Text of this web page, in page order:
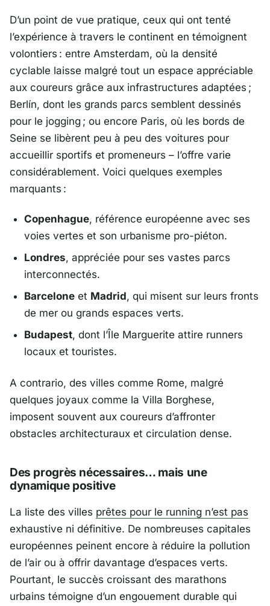
D’un point de vue pratique, ceux qui ont tenté
l’expérience à travers le continent en témoignent
volontiers : entre Amsterdam, où la densité
cyclable laisse malgré tout un espace appréciable
aux coureurs grâce aux infrastructures adaptées ;
Berlín, dont les grands parcs semblent dessinés
pour le jogging ; ou encore Paris, où les bords de
Seine se libèrent peu à peu des voitures pour
accueillir sportifs et promeneurs – l’offre varie
considérablement. Voici quelques exemples
marquants :
Copenhague, référence européenne avec ses
voies vertes et son urbanisme pro-piéton.
Londres, appréciée pour ses vastes parcs
interconnectés.
Barcelone et Madrid, qui misent sur leurs fronts
de mer ou grands espaces verts.
Budapest, dont l’Île Marguerite attire runners
locaux et touristes.
A contrario, des villes comme Rome, malgré
quelques joyaux comme la Villa Borghese,
imposent souvent aux coureurs d’affronter
obstacles architecturaux et circulation dense.
Des progrès nécessaires… mais une
dynamique positive
La liste des villes prêtes pour le running n’est pas
exhaustive ni définitive. De nombreuses capitales
européennes peinent encore à réduire la pollution
de l’air ou à offrir davantage d’espaces verts.
Pourtant, le succès croissant des marathons
urbains témoigne d’un engouement durable qui